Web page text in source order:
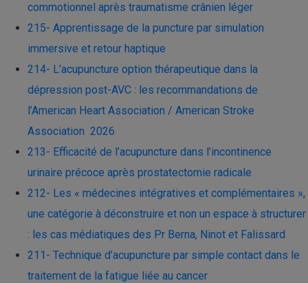
commotionnel après traumatisme crânien léger
215- Apprentissage de la puncture par simulation
immersive et retour haptique
214- L’acupuncture option thérapeutique dans la
dépression post-AVC : les recommandations de
l’American Heart Association / American Stroke
Association 2026
213- Efficacité de l’acupuncture dans l’incontinence
urinaire précoce après prostatectomie radicale
212- Les « médecines intégratives et complémentaires »,
une catégorie à déconstruire et non un espace à structurer
: les cas médiatiques des Pr Berna, Ninot et Falissard
211- Technique d’acupuncture par simple contact dans le
traitement de la fatigue liée au cancer